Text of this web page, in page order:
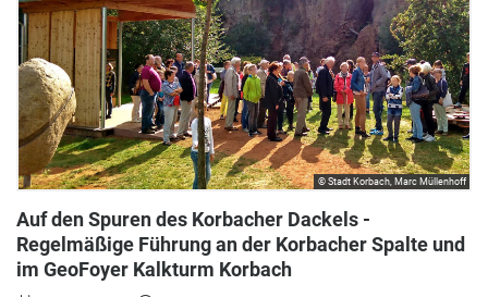
Auf den Spuren des Korbacher Dackels -
Regelmäßige Führung an der Korbacher Spalte und
im GeoFoyer Kalkturm Korbach
© Stadt Korbach, Marc Müllenhoff